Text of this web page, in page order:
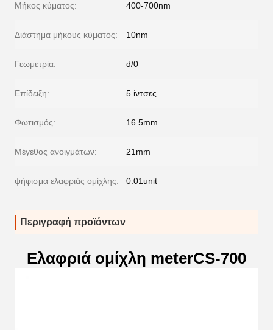
Μήκος κύματος: 400-700nm
Διάστημα μήκους κύματος: 10nm
Γεωμετρία: d/0
Επίδειξη: 5 ίντσες
Φωτισμός: 16.5mm
Μέγεθος ανοιγμάτων: 21mm
ψήφισμα ελαφριάς ομίχλης: 0.01unit
Περιγραφή προϊόντων
Ελαφριά ομίχλη meterCS-700